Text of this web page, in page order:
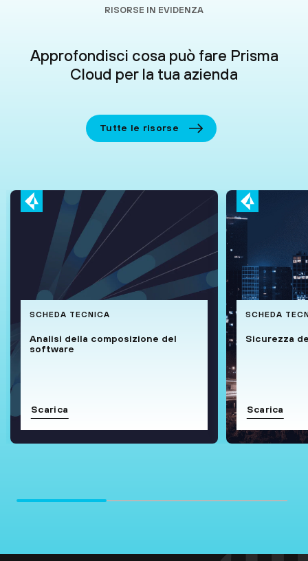
RISORSE IN EVIDENZA
Approfondisci cosa può fare Prisma
Cloud per la tua azienda
Tutte le risorse
SCHEDA TECNICA
Analisi della composizione del
software
Scarica
SCHEDA
Sicurezza
Scarica